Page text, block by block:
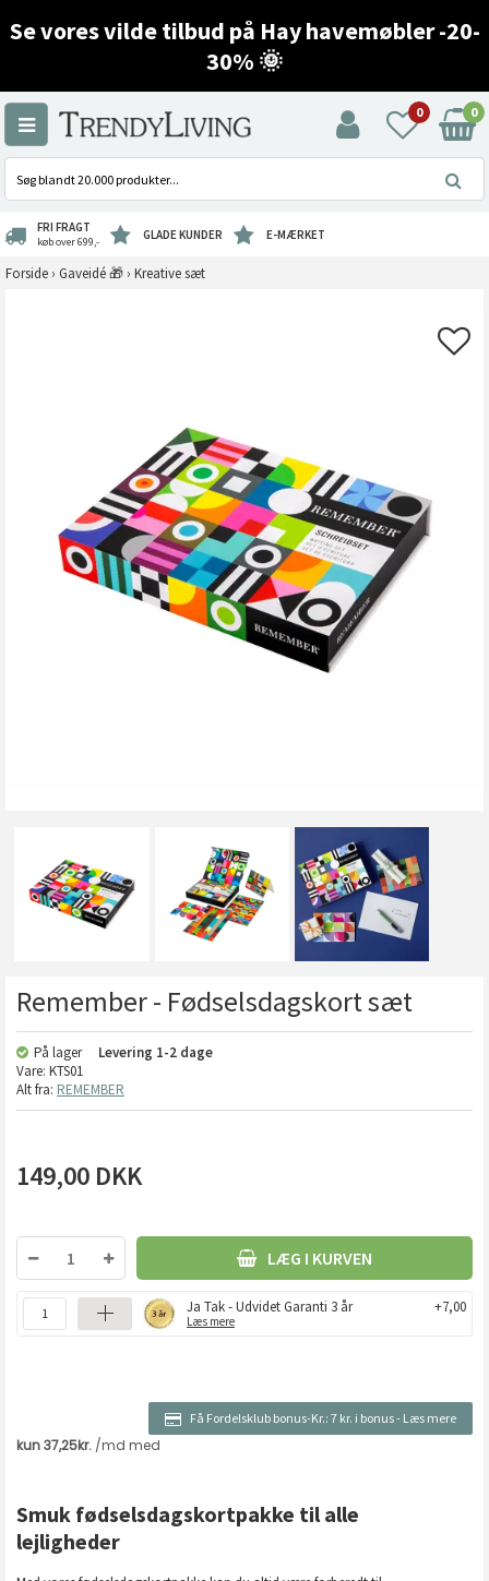
Se vores vilde tilbud på Hay havemøbler -20-
30% 🌞
0 0
FRI FRAGT
køb over 699,- GLADE KUNDER E-MÆRKET
Forside › Gaveidé 🎁 › Kreative sæt
Remember - Fødselsdagskort sæt
På lager Levering 1-2 dage
Vare: KTS01
Alt fra: REMEMBER
149,00 DKK
LÆG I KURVEN
Ja Tak - Udvidet Garanti 3 år
Læs mere
+7,00
Få Fordelsklub bonus-Kr.: 7 kr. i bonus- Læs mere
Smuk fødselsdagskortpakke til alle
lejligheder